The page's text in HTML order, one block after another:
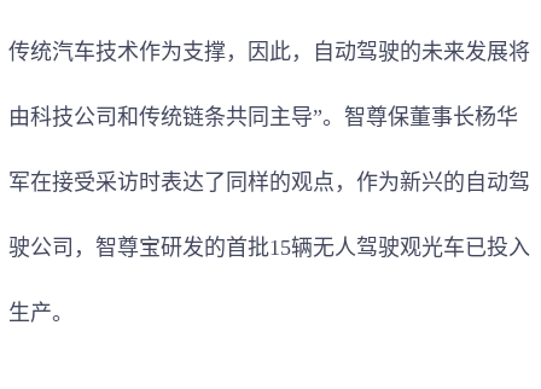
传统汽车技术作为支撑，因此，自动驾驶的未来发展将
由科技公司和传统链条共同主导”。智尊保董事长杨华
军在接受采访时表达了同样的观点，作为新兴的自动驾
驶公司，智尊宝研发的首批15辆无人驾驶观光车已投入
生产。